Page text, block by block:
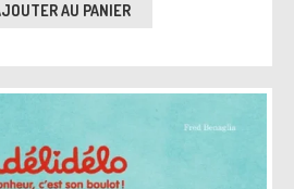
AU PANIER